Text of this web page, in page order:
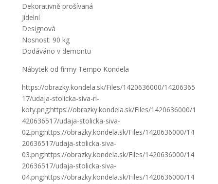
Dekorativně prošívaná
Jídelní
Designová
Nosnost: 90 kg
Dodáváno v demontu
Nábytek od firmy Tempo Kondela
https://obrazky.kondela.sk/Files/1420636000/14206365
17/udaja-stolicka-siva-ri-
koty.png;https://obrazky.kondela.sk/Files/1420636000/1
420636517/udaja-stolicka-siva-
02.png;https://obrazky.kondela.sk/Files/1420636000/14
20636517/udaja-stolicka-siva-
03.png;https://obrazky.kondela.sk/Files/1420636000/14
20636517/udaja-stolicka-siva-
04.png;https://obrazky.kondela.sk/Files/1420636000/14